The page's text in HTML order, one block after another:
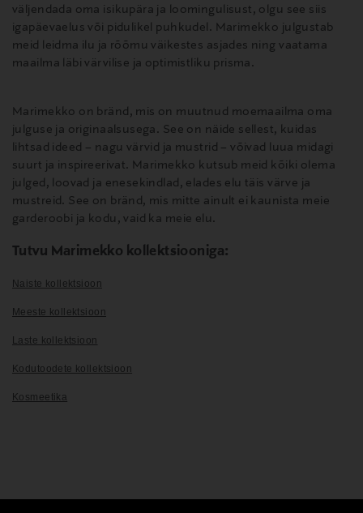
väljendada oma isikupära ja loomingulisust, olgu see siis
igapäevaelus või pidulikel puhkudel. Marimekko julgustab
meid leidma ilu ja rõõmu väikestes asjades ning vaatama
maailma läbi värvilise ja optimistliku prisma.
Marimekko on bränd, mis on muutnud moemaailma oma
julguse ja originaalsusega. See on näide sellest, kuidas
lihtsad ideed – nagu värvid ja mustrid – võivad luua midagi
suurt ja inspireerivat. Marimekko kutsub meid kõiki olema
julged, loovad ja enesekindlad, elades elu täis värve ja
mustreid. See on bränd, mis mitte ainult ei kaunista meie
garderoobi ja kodu, vaid ka meie elu.
Tutvu Marimekko kollektsiooniga:
Naiste kollektsioon
Meeste kollektsioon
Laste kollektsioon
Kodutoodete kollektsioon
Kosmeetika